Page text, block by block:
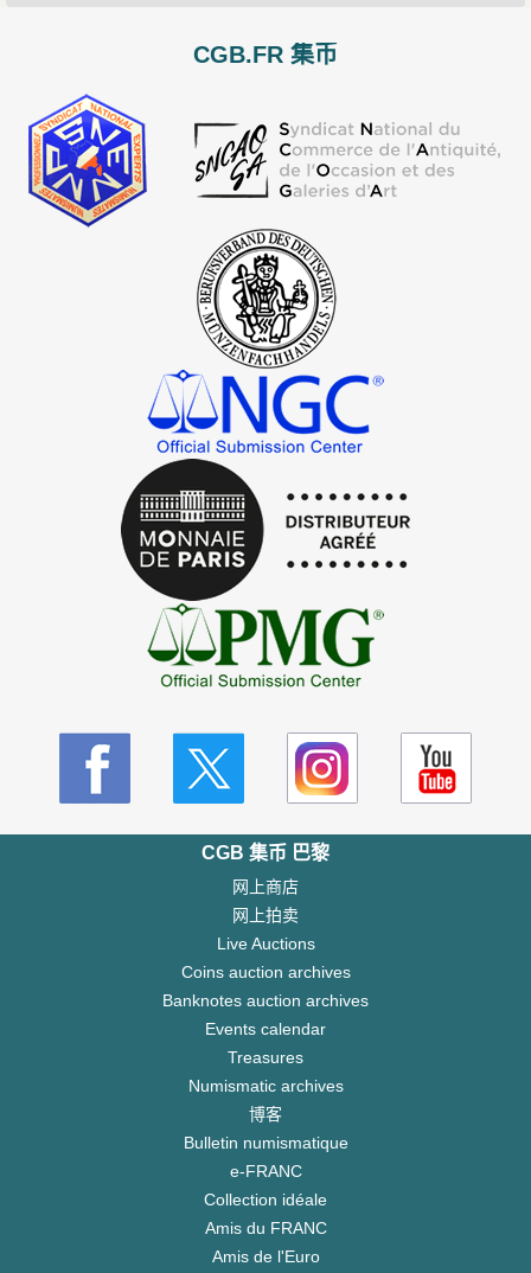
CGB.FR 集币
CGB 集币 巴黎
网上商店
网上拍卖
Live Auctions
Coins auction archives
Banknotes auction archives
Events calendar
Treasures
Numismatic archives
博客
Bulletin numismatique
e-FRANC
Collection idéale
Amis du FRANC
Amis de l'Euro